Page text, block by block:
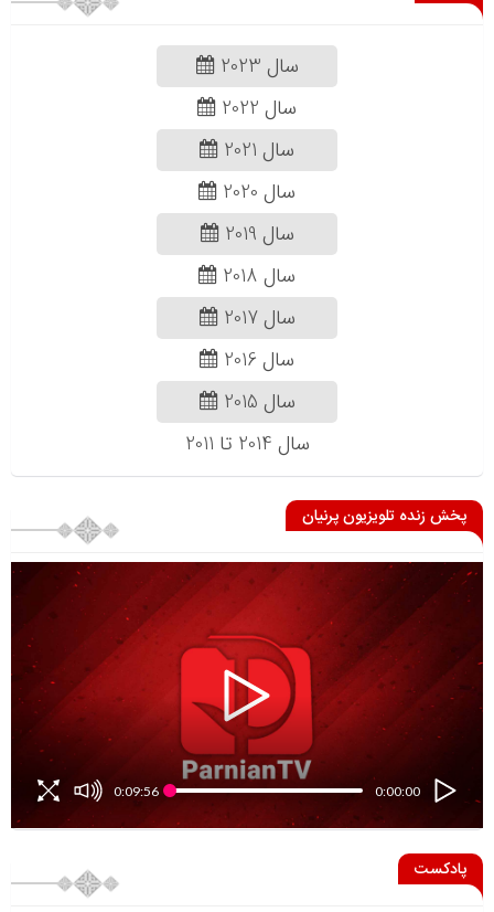
سال 2023
سال 2022
سال 2021
سال 2020
سال 2019
سال 2018
سال 2017
سال 2016
سال 2015
سال 2014 تا 2011
پخش زنده تلویزیون پرنیان
0:00:00
0:09:56
پادکست